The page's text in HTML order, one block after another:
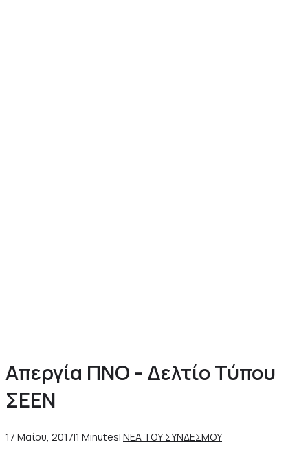
Απεργία ΠΝΟ - Δελτίο Τύπου
ΣΕΕΝ
17 Μαΐου, 2017|1 Minutes| ΝΕΑ ΤΟΥ ΣΥΝΔΕΣΜΟΥ